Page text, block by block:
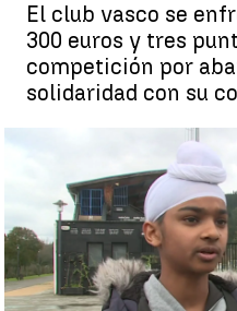
El club vasco se
300 euros y tres
competición por
solidaridad con su
Gurpreet, el
Sofía López